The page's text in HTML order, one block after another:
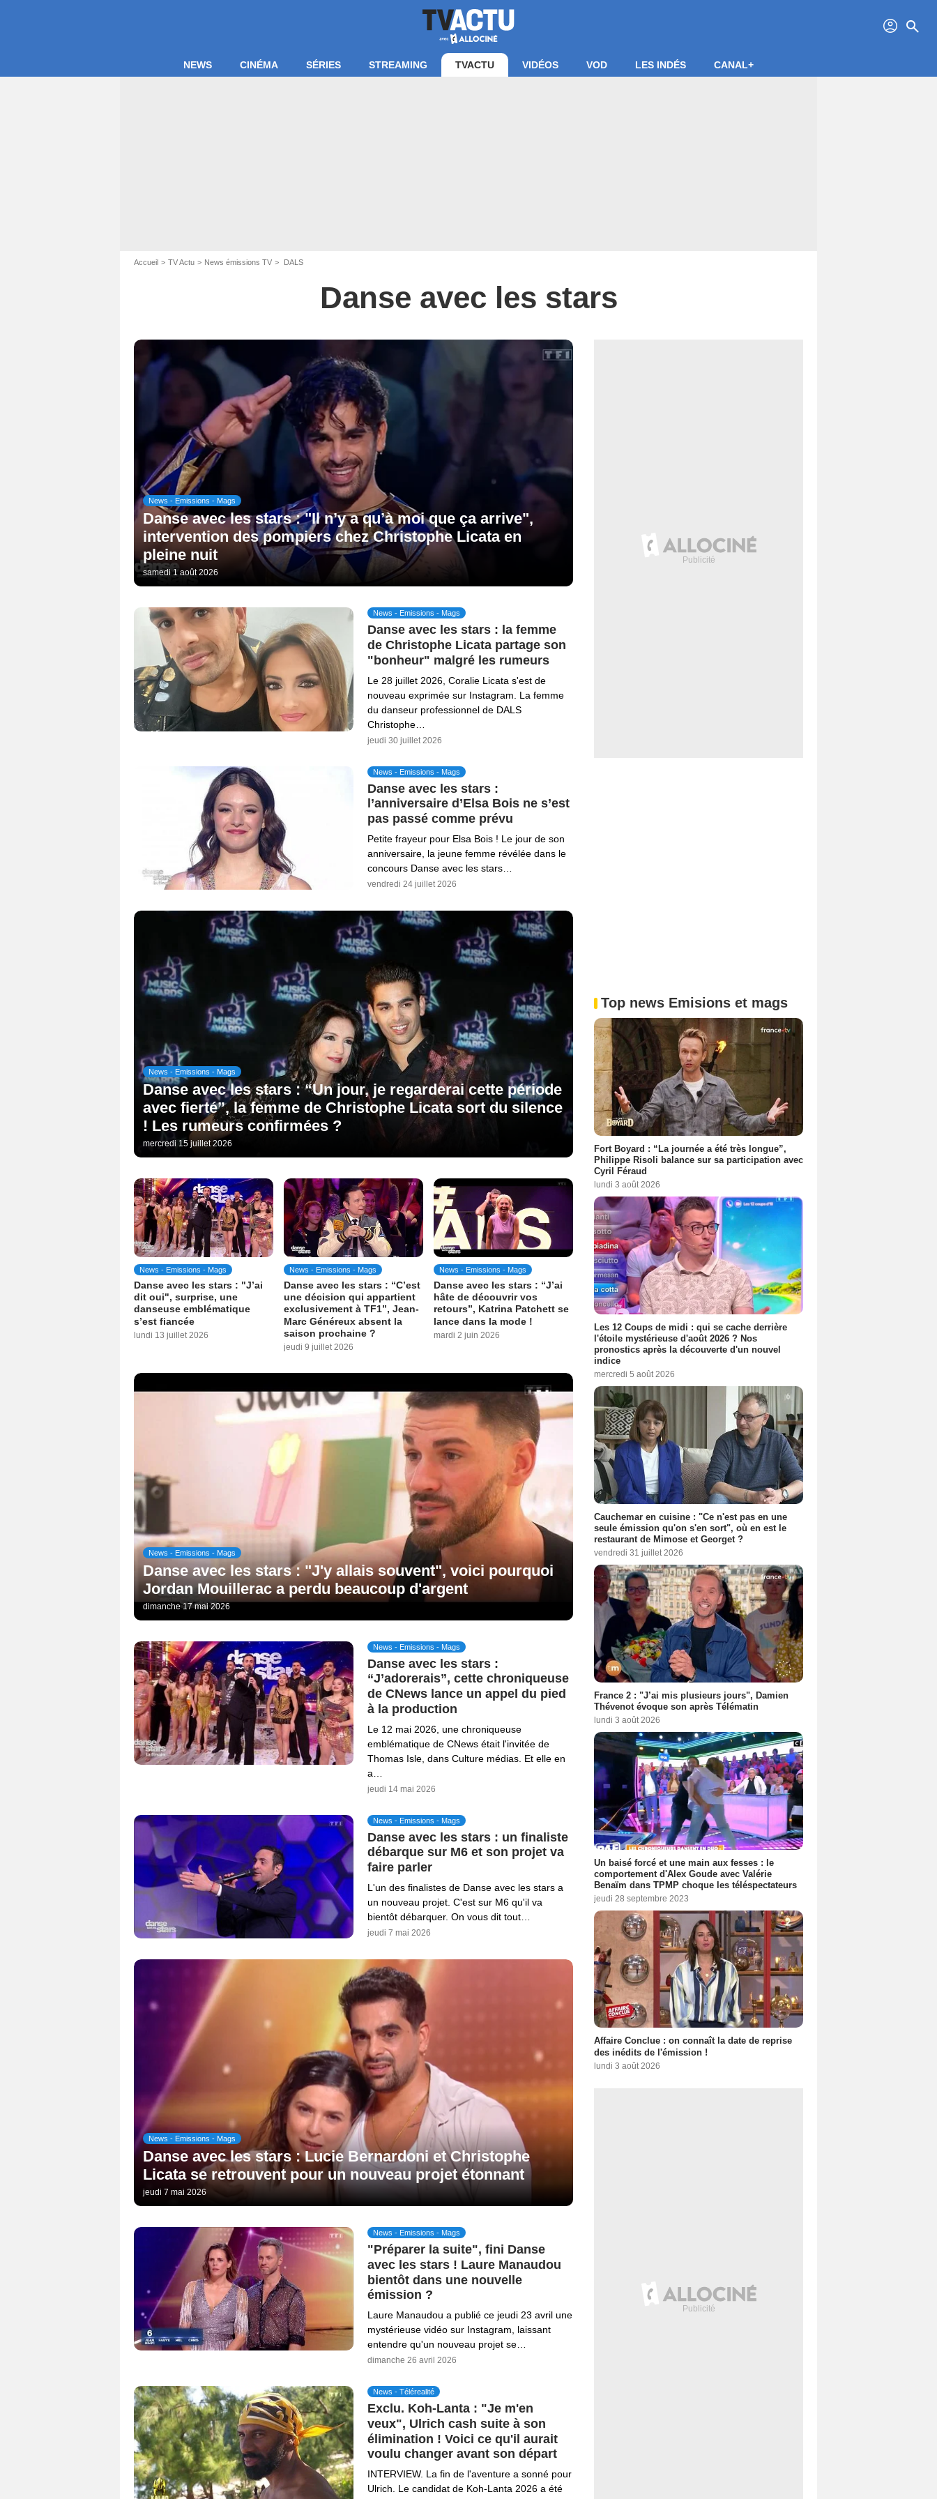
profil search
NEWS CINÉMA SÉRIES STREAMING TVACTU VIDÉOS VOD LES INDÉS CANAL+
Accueil TV Actu News émissions TV DALS
Danse avec les stars
News - Emissions - Mags
Danse avec les stars : "Il n’y a qu’à moi que ça arrive",
intervention des pompiers chez Christophe Licata en
pleine nuit
samedi 1 août 2026
News - Emissions - Mags
Danse avec les stars : la femme
de Christophe Licata partage son
"bonheur" malgré les rumeurs
Le 28 juillet 2026, Coralie Licata s'est de
nouveau exprimée sur Instagram. La femme
du danseur professionnel de DALS
Christophe…
jeudi 30 juillet 2026
News - Emissions - Mags
Danse avec les stars :
l’anniversaire d’Elsa Bois ne s’est
pas passé comme prévu
Petite frayeur pour Elsa Bois ! Le jour de son
anniversaire, la jeune femme révélée dans le
concours Danse avec les stars…
vendredi 24 juillet 2026
News - Emissions - Mags
Danse avec les stars : “Un jour, je regarderai cette période
avec fierté”, la femme de Christophe Licata sort du silence
! Les rumeurs confirmées ?
mercredi 15 juillet 2026
News - Emissions - Mags
Danse avec les stars : "J’ai
dit oui", surprise, une
danseuse emblématique
s’est fiancée
lundi 13 juillet 2026
News - Emissions - Mags
Danse avec les stars : “C’est
une décision qui appartient
exclusivement à TF1”, Jean-
Marc Généreux absent la
saison prochaine ?
jeudi 9 juillet 2026
News - Emissions - Mags
Danse avec les stars : “J’ai
hâte de découvrir vos
retours”, Katrina Patchett se
lance dans la mode !
mardi 2 juin 2026
News - Emissions - Mags
Danse avec les stars : "J'y allais souvent", voici pourquoi
Jordan Mouillerac a perdu beaucoup d'argent
dimanche 17 mai 2026
News - Emissions - Mags
Danse avec les stars :
“J’adorerais”, cette chroniqueuse
de CNews lance un appel du pied
à la production
Le 12 mai 2026, une chroniqueuse
emblématique de CNews était l'invitée de
Thomas Isle, dans Culture médias. Et elle en
a…
jeudi 14 mai 2026
News - Emissions - Mags
Danse avec les stars : un finaliste
débarque sur M6 et son projet va
faire parler
L'un des finalistes de Danse avec les stars a
un nouveau projet. C'est sur M6 qu'il va
bientôt débarquer. On vous dit tout…
jeudi 7 mai 2026
News - Emissions - Mags
Danse avec les stars : Lucie Bernardoni et Christophe
Licata se retrouvent pour un nouveau projet étonnant
jeudi 7 mai 2026
News - Emissions - Mags
"Préparer la suite", fini Danse
avec les stars ! Laure Manaudou
bientôt dans une nouvelle
émission ?
Laure Manaudou a publié ce jeudi 23 avril une
mystérieuse vidéo sur Instagram, laissant
entendre qu'un nouveau projet se…
dimanche 26 avril 2026
News - Télérealité
Exclu. Koh-Lanta : "Je m'en
veux", Ulrich cash suite à son
élimination ! Voici ce qu'il aurait
voulu changer avant son départ
INTERVIEW. La fin de l'aventure a sonné pour
Ulrich. Le candidat de Koh-Lanta 2026 a été
Top news Emisions et mags
Fort Boyard : “La journée a été très longue”,
Philippe Risoli balance sur sa participation avec
Cyril Féraud
lundi 3 août 2026
Les 12 Coups de midi : qui se cache derrière
l'étoile mystérieuse d'août 2026 ? Nos
pronostics après la découverte d'un nouvel
indice
mercredi 5 août 2026
Cauchemar en cuisine : "Ce n'est pas en une
seule émission qu'on s'en sort", où en est le
restaurant de Mimose et Georget ?
vendredi 31 juillet 2026
France 2 : "J’ai mis plusieurs jours", Damien
Thévenot évoque son après Télématin
lundi 3 août 2026
Un baisé forcé et une main aux fesses : le
comportement d'Alex Goude avec Valérie
Benaïm dans TPMP choque les téléspectateurs
jeudi 28 septembre 2023
Affaire Conclue : on connaît la date de reprise
des inédits de l'émission !
lundi 3 août 2026